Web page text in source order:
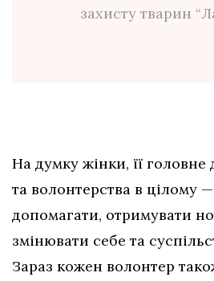
захисту тварин
На думку жінки, її головне
та волонтерства в цілому
допомагати, отримувати
змінювати себе та
Зараз кожен волонтер